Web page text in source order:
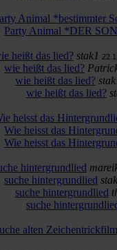
Animal *bestimmter
Party Animal *DER
heißt das lied? stak1
wie heißt das lied?
wie heißt das lied?
wie heißt das lied?
heisst das
Wie heisst das
Wie heisst das
hintergrundlied
suche hintergrundlied
suche hintergrundlied
suche
alten Zeichentrickfilm